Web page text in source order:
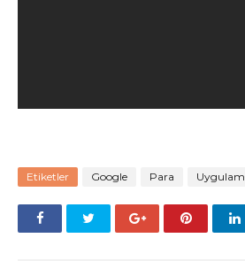
Etiketler Google Para